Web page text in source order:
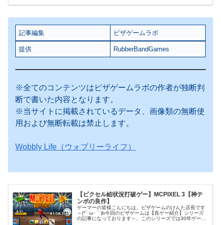
記事編集 ピザゲームラボ
提供 RubberBandGames
※全てのコンテンツはピザゲームラボの作者が独断判
断で書いた内容となります。
※当サイトに掲載されているデータ、画像類の無断使
用および無断転載は禁止します。
Wobbly Life（ウォブリーライフ）
【ピクセル絵状況打破ゲー】MCPIXEL 3【神テ
ンポの良作】
ゲーマーの皆様こんにちは。ピザゲームのけんた店長です
～(*´･ω･｀)b今回のピザゲームは【良ゲー紹介】シリーズ
の記事になっております～。このシリーズでは30年ゲーマ